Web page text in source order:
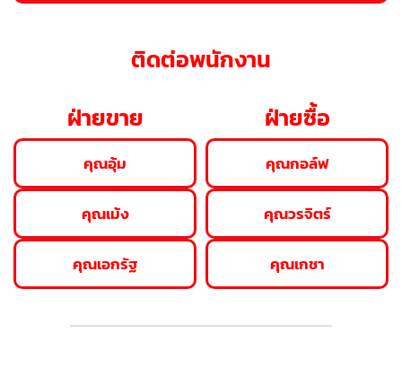
ติดต่อพนักงาน
ฝ่ายขาย
คุณอุ้ม
คุณเม้ง
คุณเอกรัฐ
ฝ่ายซื้อ
คุณกอล์ฟ
คุณวรจิตร์
คุณเกชา